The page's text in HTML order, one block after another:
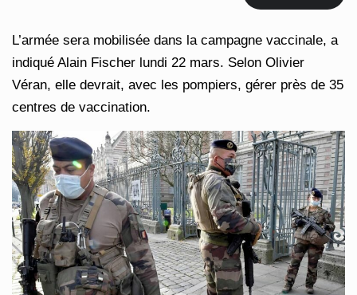
L’armée sera mobilisée dans la campagne vaccinale, a
indiqué Alain Fischer lundi 22 mars. Selon Olivier
Véran, elle devrait, avec les pompiers, gérer près de 35
centres de vaccination.